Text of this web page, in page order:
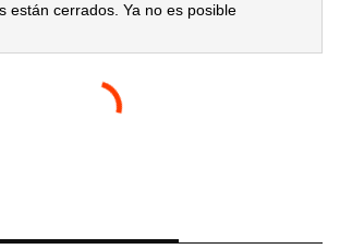
están cerrados. Ya no es posible